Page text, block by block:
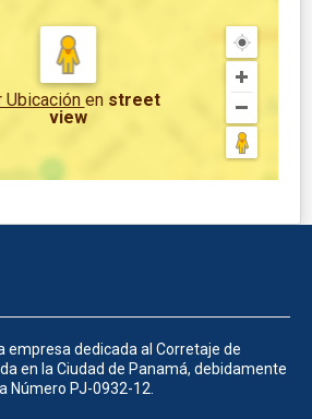
Ubicación en street
view
empresa dedicada al Corretaje de
en la Ciudad de Panamá, debidamente
Número PJ-0932-12.